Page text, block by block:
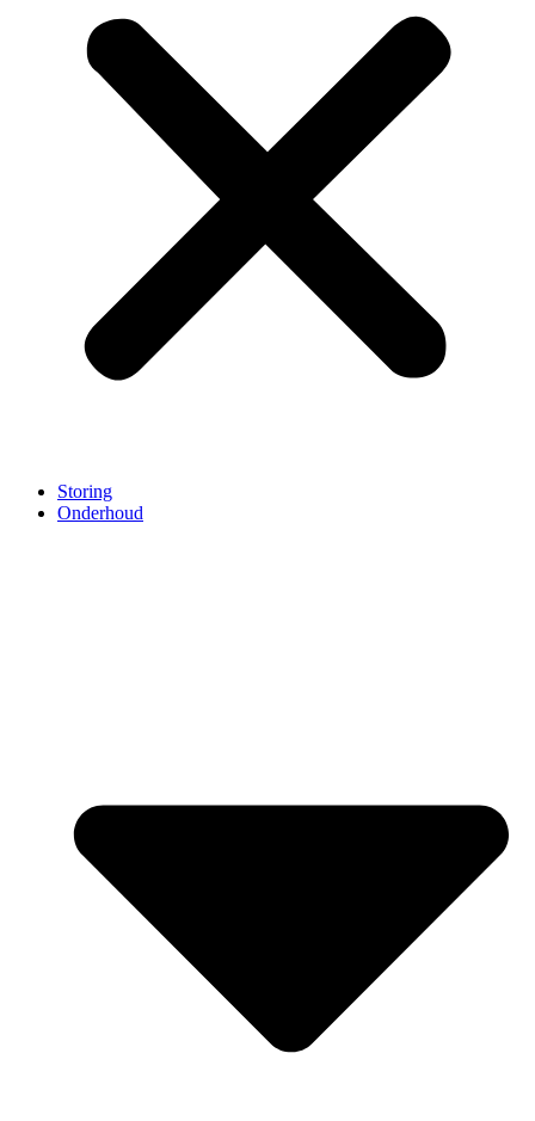
Storing
Onderhoud